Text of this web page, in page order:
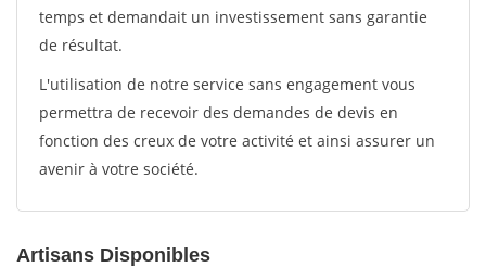
temps et demandait un investissement sans garantie
de résultat.
L'utilisation de notre service sans engagement vous
permettra de recevoir des demandes de devis en
fonction des creux de votre activité et ainsi assurer un
avenir à votre société.
Artisans Disponibles